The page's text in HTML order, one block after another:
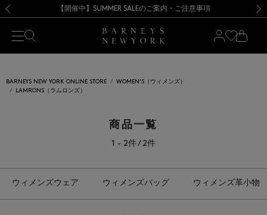
熊本県を中心とした地震の影響によるお荷物のお届けについて
【開催中】SUMMER SALEのご案内・ご注意事項
BARNEYS NEW YORK ONLINE STORE
WOMEN'S（ウィメンズ）
LAMRONS（ラムロンズ）
商品一覧
1 - 2件 / 2件
ウィメンズウェア ウィメンズバッグ ウィメンズ革小物